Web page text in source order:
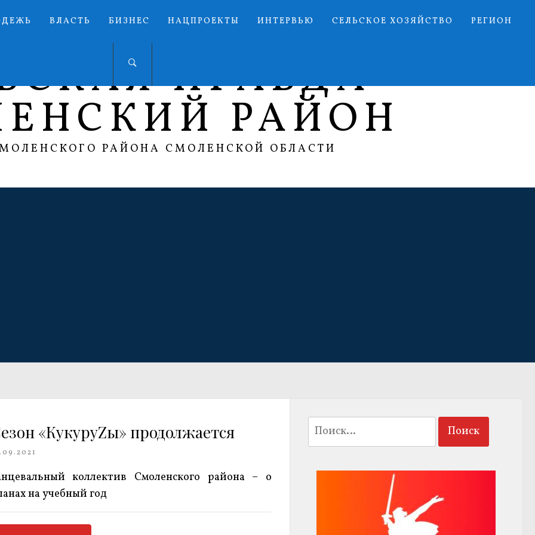
ВЛАСТЬ БИЗНЕС НАЦПРОЕКТЫ ИНТЕРВЬЮ СЕЛЬСКОЕ ХОЗЯЙСТВО РЕГИОН
ПРАВДА
РАЙОН
РАЙОНА СМОЛЕНСКОЙ ОБЛАСТИ
«КукуруZы» продолжается
коллектив Смоленского района – о
на учебный год
Найти: